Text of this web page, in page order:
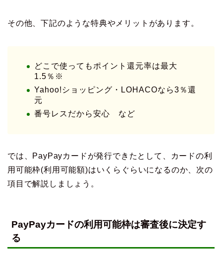
その他、下記のような特典やメリットがあります。
どこで使ってもポイント還元率は最大
1.5％※
Yahoo!ショッピング・LOHACOなら3％還
元
番号レスだから安心 など
では、PayPayカードが発行できたとして、カードの利
用可能枠(利用可能額)はいくらぐらいになるのか、次の
項目で解説しましょう。
PayPayカードの利用可能枠は審査後に決定す
る